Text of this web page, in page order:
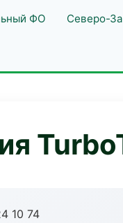
ФО Северо-
10 74